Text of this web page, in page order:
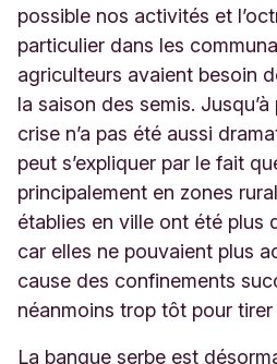
possible nos activités et
particulier dans les
agriculteurs avaient besoin
la saison des semis.
crise n’a pas été aussi
peut s’expliquer par le fait
principalement en zones
établies en ville ont été plus
car elles ne pouvaient plus
cause des confinements
néanmoins trop tôt pour
La banque serbe est